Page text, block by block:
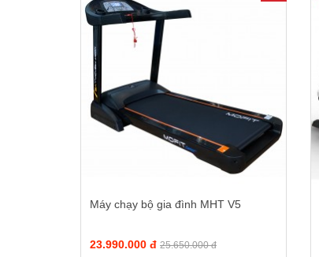
Máy chạy bộ gia đình MHT V5
23.990.000 đ 25.650.000 đ